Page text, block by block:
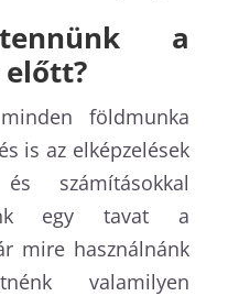
a
földmunka
is az elképzelések
számításokkal
egy tavat a
mire használnánk
valamilyen